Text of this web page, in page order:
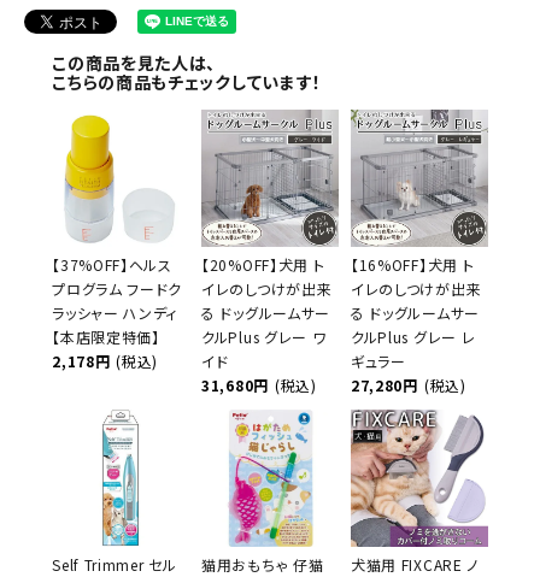
この商品を見た人は、
こちらの商品もチェックしています！
【37%OFF】ヘルス
プログラム フードク
ラッシャー ハンディ
【本店限定特価】
2,178円 (税込)
【20%OFF】犬用 ト
イレのしつけが出来
る ドッグルームサー
クルPlus グレー ワ
イド
31,680円 (税込)
【16%OFF】犬用 ト
イレのしつけが出来
る ドッグルームサー
クルPlus グレー レ
ギュラー
27,280円 (税込)
Self Trimmer セル
猫用おもちゃ 仔猫
犬猫用 FIXCARE ノ